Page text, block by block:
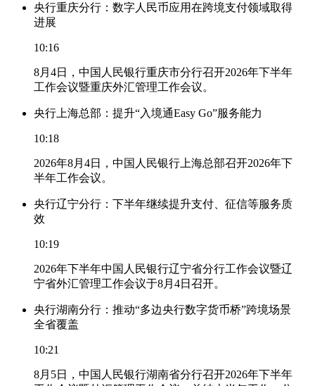
央行重庆分行：数字人民币应用在跨境支付领域取得
进展
10:16
8月4日，中国人民银行重庆市分行召开2026年下半年
工作会议暨重庆外汇管理工作会议。
央行上海总部：提升“入境通Easy Go”服务能力
10:18
2026年8月4日，中国人民银行上海总部召开2026年下
半年工作会议。
央行辽宁分行：下半年继续提升支付、征信等服务质
效
10:19
2026年下半年中国人民银行辽宁省分行工作会议暨辽
宁省外汇管理工作会议于8月4日召开。
央行湖南分行：推动“多边央行数字货币桥”跨境场景
全省覆盖
10:21
8月5日，中国人民银行湖南省分行召开2026年下半年